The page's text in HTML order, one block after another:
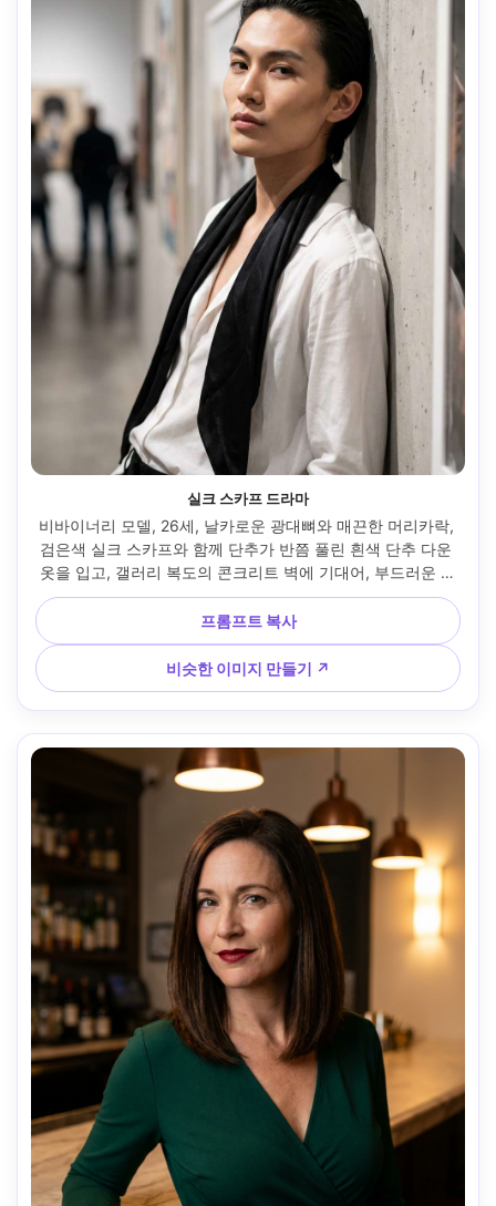
실크 스카프 드라마
비바이너리 모델, 26세, 날카로운 광대뼈와 매끈한 머리카락,
검은색 실크 스카프와 함께 단추가 반쯤 풀린 흰색 단추 다운
옷을 입고, 갤러리 복도의 콘크리트 벽에 기대어, 부드러운 그
림자 falloff가 있는 스튜디오 스트로브 헤드샷 스타일 키 라이
트, Canon R5 85mm f/1.8, 가슴 위로 올리는 프레임, 차분하
고 자극적인 분위기, 사실적인 디테일, 깔끔한 색상 등급, 고해
상도 --ar 4:5
프롬프트 복사
비슷한 이미지 만들기 ↗